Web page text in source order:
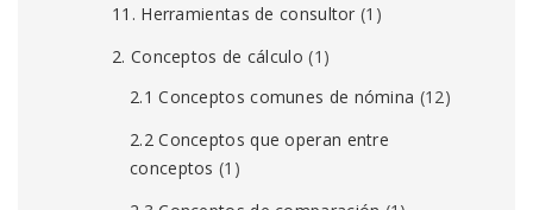
11. Herramientas de consultor (1)
2. Conceptos de cálculo (1)
2.1 Conceptos comunes de nómina (12)
2.2 Conceptos que operan entre
conceptos (1)